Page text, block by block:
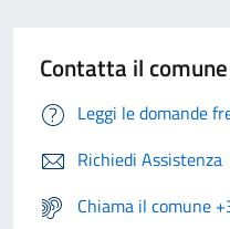
Contatta il comune
Leggi le domande
Richiedi Assistenza
Chiama il comune